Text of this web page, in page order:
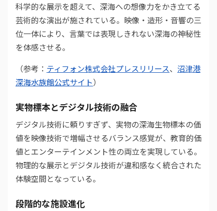
科学的な展示を超えて、深海への想像力をかき立てる
芸術的な演出が施されている。映像・造形・音響の三
位一体により、言葉では表現しきれない深海の神秘性
を体感させる。
（参考： ティフォン株式会社プレスリリース、 沼津港
深海水族館公式サイト）
実物標本とデジタル技術の融合
デジタル技術に頼りすぎず、実物の深海生物標本の価
値を映像技術で増幅させるバランス感覚が、教育的価
値とエンターテインメント性の両立を実現している。
物理的な展示とデジタル技術が違和感なく統合された
体験空間となっている。
段階的な施設進化